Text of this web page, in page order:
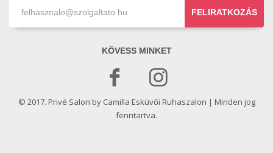
FELIRATKOZÁS
KÖVESS MINKET
© 2017. Privé Salon by Camilla Esküvői Ruhaszalon | Minden jog
fenntartva.